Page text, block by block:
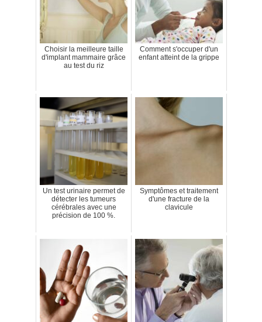
Choisir la meilleure taille
d'implant mammaire grâce
au test du riz
Comment s'occuper d'un
enfant atteint de la grippe
Un test urinaire permet de
détecter les tumeurs
cérébrales avec une
précision de 100 %.
Symptômes et traitement
d'une fracture de la
clavicule